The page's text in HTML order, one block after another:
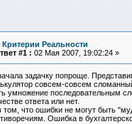
Критерии Реальности
#1 : 02 Мая 2007, 19:02:24 »
задачку попроще.
совсем-совсем
умножение последовательным
ответа или нет.
что ошибки не могут быть
Ошибка в